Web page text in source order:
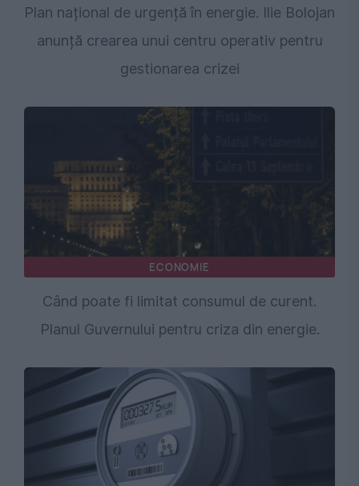
Plan național de urgență în energie. Ilie Bolojan
anunță crearea unui centru operativ pentru
gestionarea crizei
ECONOMIE
Când poate fi limitat consumul de curent.
Planul Guvernului pentru criza din energie.